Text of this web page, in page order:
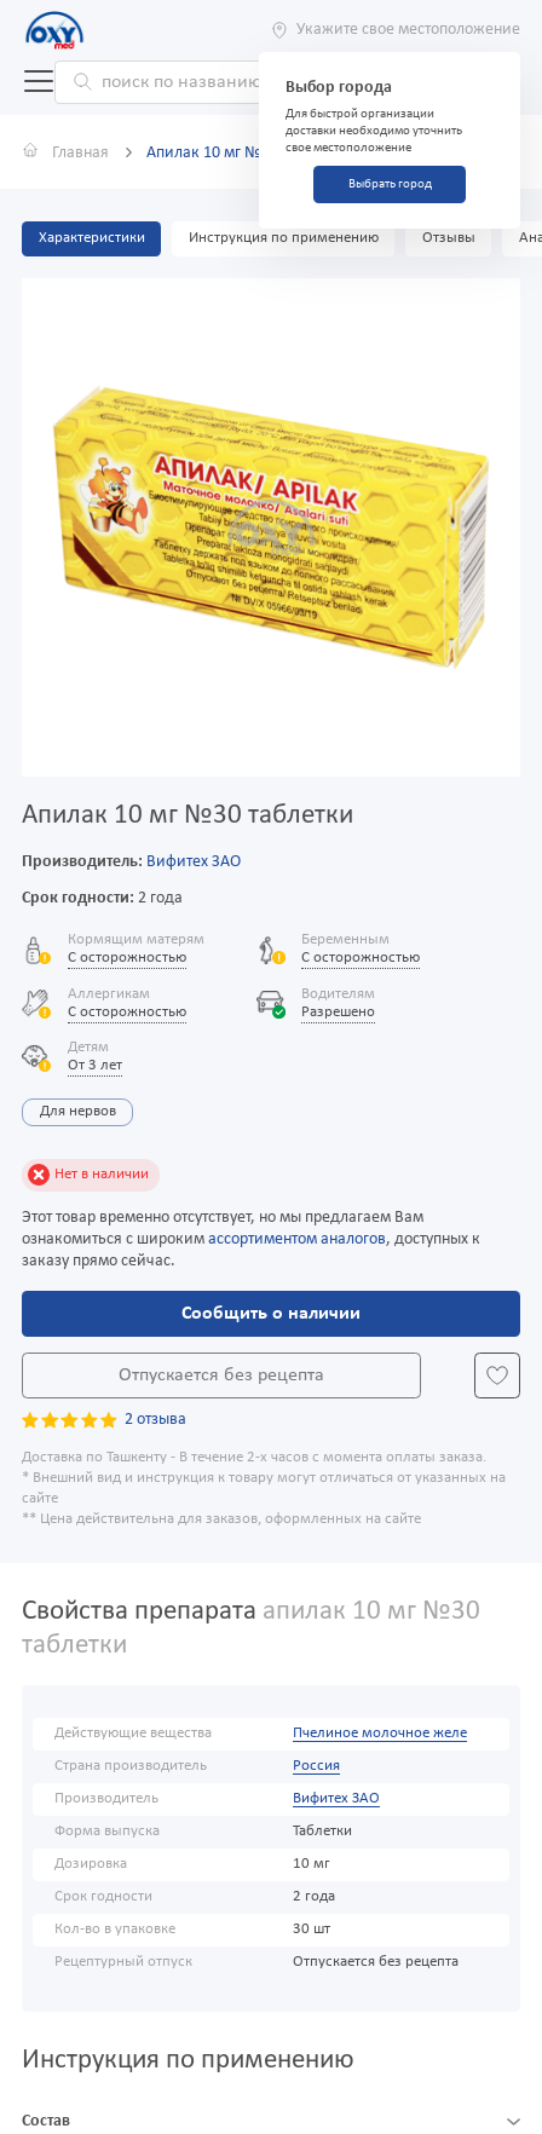
Укажите свое местоположение
Выбор города
Для быстрой организации
доставки необходимо уточнить
свое местоположение
Выбрать город
Главная Апилак 10 мг №30 таблетки
Характеристики Инструкция по применению Отзывы
Апилак 10 мг №30 таблетки
Производитель: Вифитех ЗАО
Срок годности: 2 года
Кормящим матерям
С осторожностью
Беременным
С осторожностью
Аллергикам
С осторожностью
Водителям
Разрешено
Детям
От 3 лет
Для нервов
Нет в наличии
Этот товар временно отсутствует, но мы предлагаем Вам
ознакомиться с широким ассортиментом аналогов, доступных к
заказу прямо сейчас.
Сообщить о наличии
Отпускается без рецепта
2 отзыва
Доставка по Ташкенту - В течение 2-х часов с момента оплаты заказа.
* Внешний вид и инструкция к товару могут отличаться от указанных на
сайте
** Цена действительна для заказов, оформленных на сайте
Свойства препарата апилак 10 мг №30
таблетки
Действующие вещества Пчелиное молочное желе
Страна производитель Россия
Производитель Вифитех ЗАО
Форма выпуска Таблетки
Дозировка 10 мг
Срок годности 2 года
Кол-во в упаковке 30 шт
Рецептурный отпуск Отпускается без рецепта
Инструкция по применению
Состав